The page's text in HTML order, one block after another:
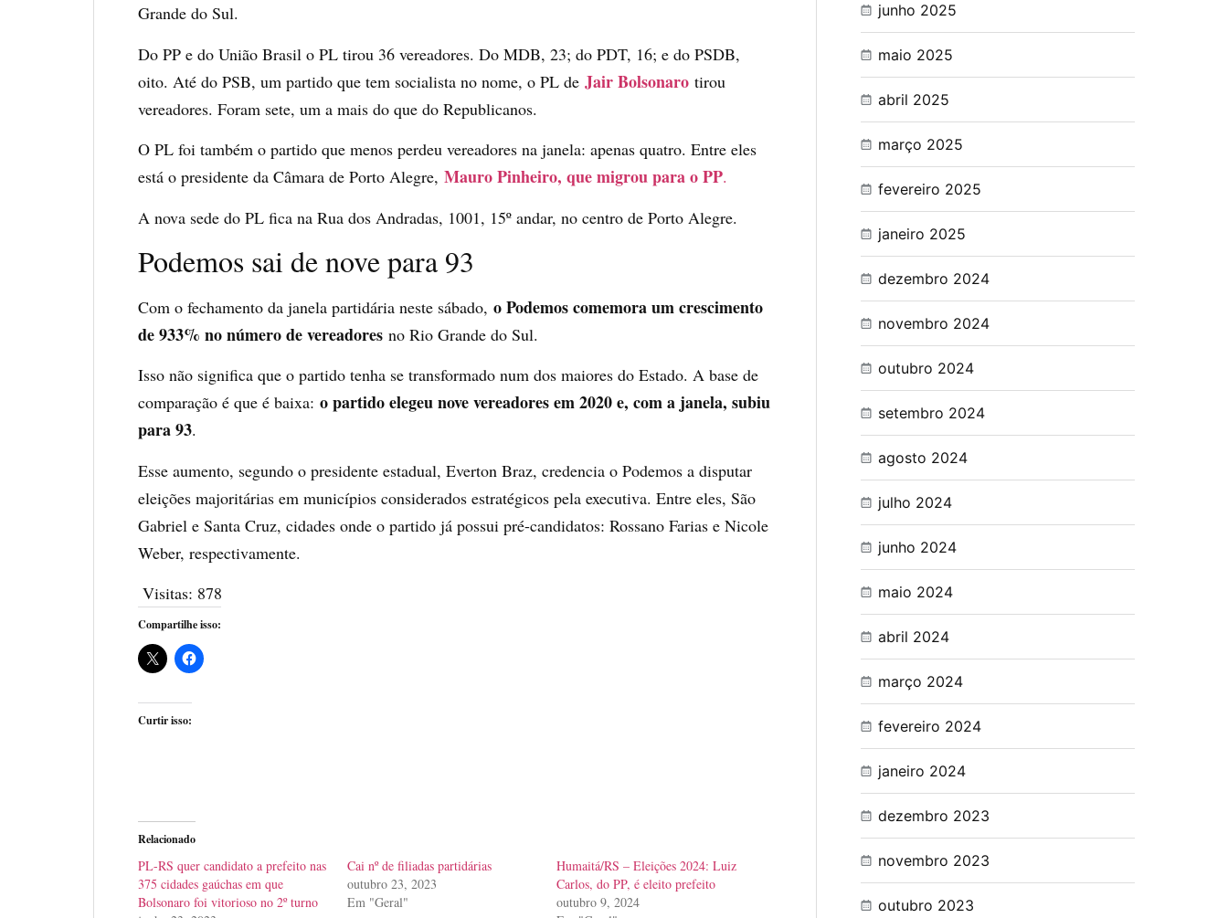
Grande do Sul.
Do PP e do União Brasil o PL tirou 36 vereadores. Do MDB, 23; do PDT, 16; e do PSDB,
oito. Até do PSB, um partido que tem socialista no nome, o PL de Jair Bolsonaro tirou
vereadores. Foram sete, um a mais do que do Republicanos.
O PL foi também o partido que menos perdeu vereadores na janela: apenas quatro. Entre eles
está o presidente da Câmara de Porto Alegre, Mauro Pinheiro, que migrou para o PP.
A nova sede do PL fica na Rua dos Andradas, 1001, 15º andar, no centro de Porto Alegre.
Podemos sai de nove para 93
Com o fechamento da janela partidária neste sábado, o Podemos comemora um crescimento
de 933% no número de vereadores no Rio Grande do Sul.
Isso não significa que o partido tenha se transformado num dos maiores do Estado. A base de
comparação é que é baixa: o partido elegeu nove vereadores em 2020 e, com a janela, subiu
para 93.
Esse aumento, segundo o presidente estadual, Everton Braz, credencia o Podemos a disputar
eleições majoritárias em municípios considerados estratégicos pela executiva. Entre eles, São
Gabriel e Santa Cruz, cidades onde o partido já possui pré-candidatos: Rossano Farias e Nicole
Weber, respectivamente.
Visitas: 878
Compartilhe isso:
Curtir isso:
Relacionado
PL-RS quer candidato a prefeito nas
375 cidades gaúchas em que
Bolsonaro foi vitorioso no 2º turno
Cai nº de filiadas partidárias
outubro 23, 2023
Em "Geral"
Humaitá/RS – Eleições 2024: Luiz
Carlos, do PP, é eleito prefeito
outubro 9, 2024
junho 2025
maio 2025
abril 2025
março 2025
fevereiro 2025
janeiro 2025
dezembro 2024
novembro 2024
outubro 2024
setembro 2024
agosto 2024
julho 2024
junho 2024
maio 2024
abril 2024
março 2024
fevereiro 2024
janeiro 2024
dezembro 2023
novembro 2023
outubro 2023